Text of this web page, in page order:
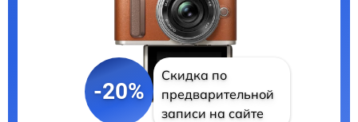
-20%
Скидка по
предварительной
записи на сайте